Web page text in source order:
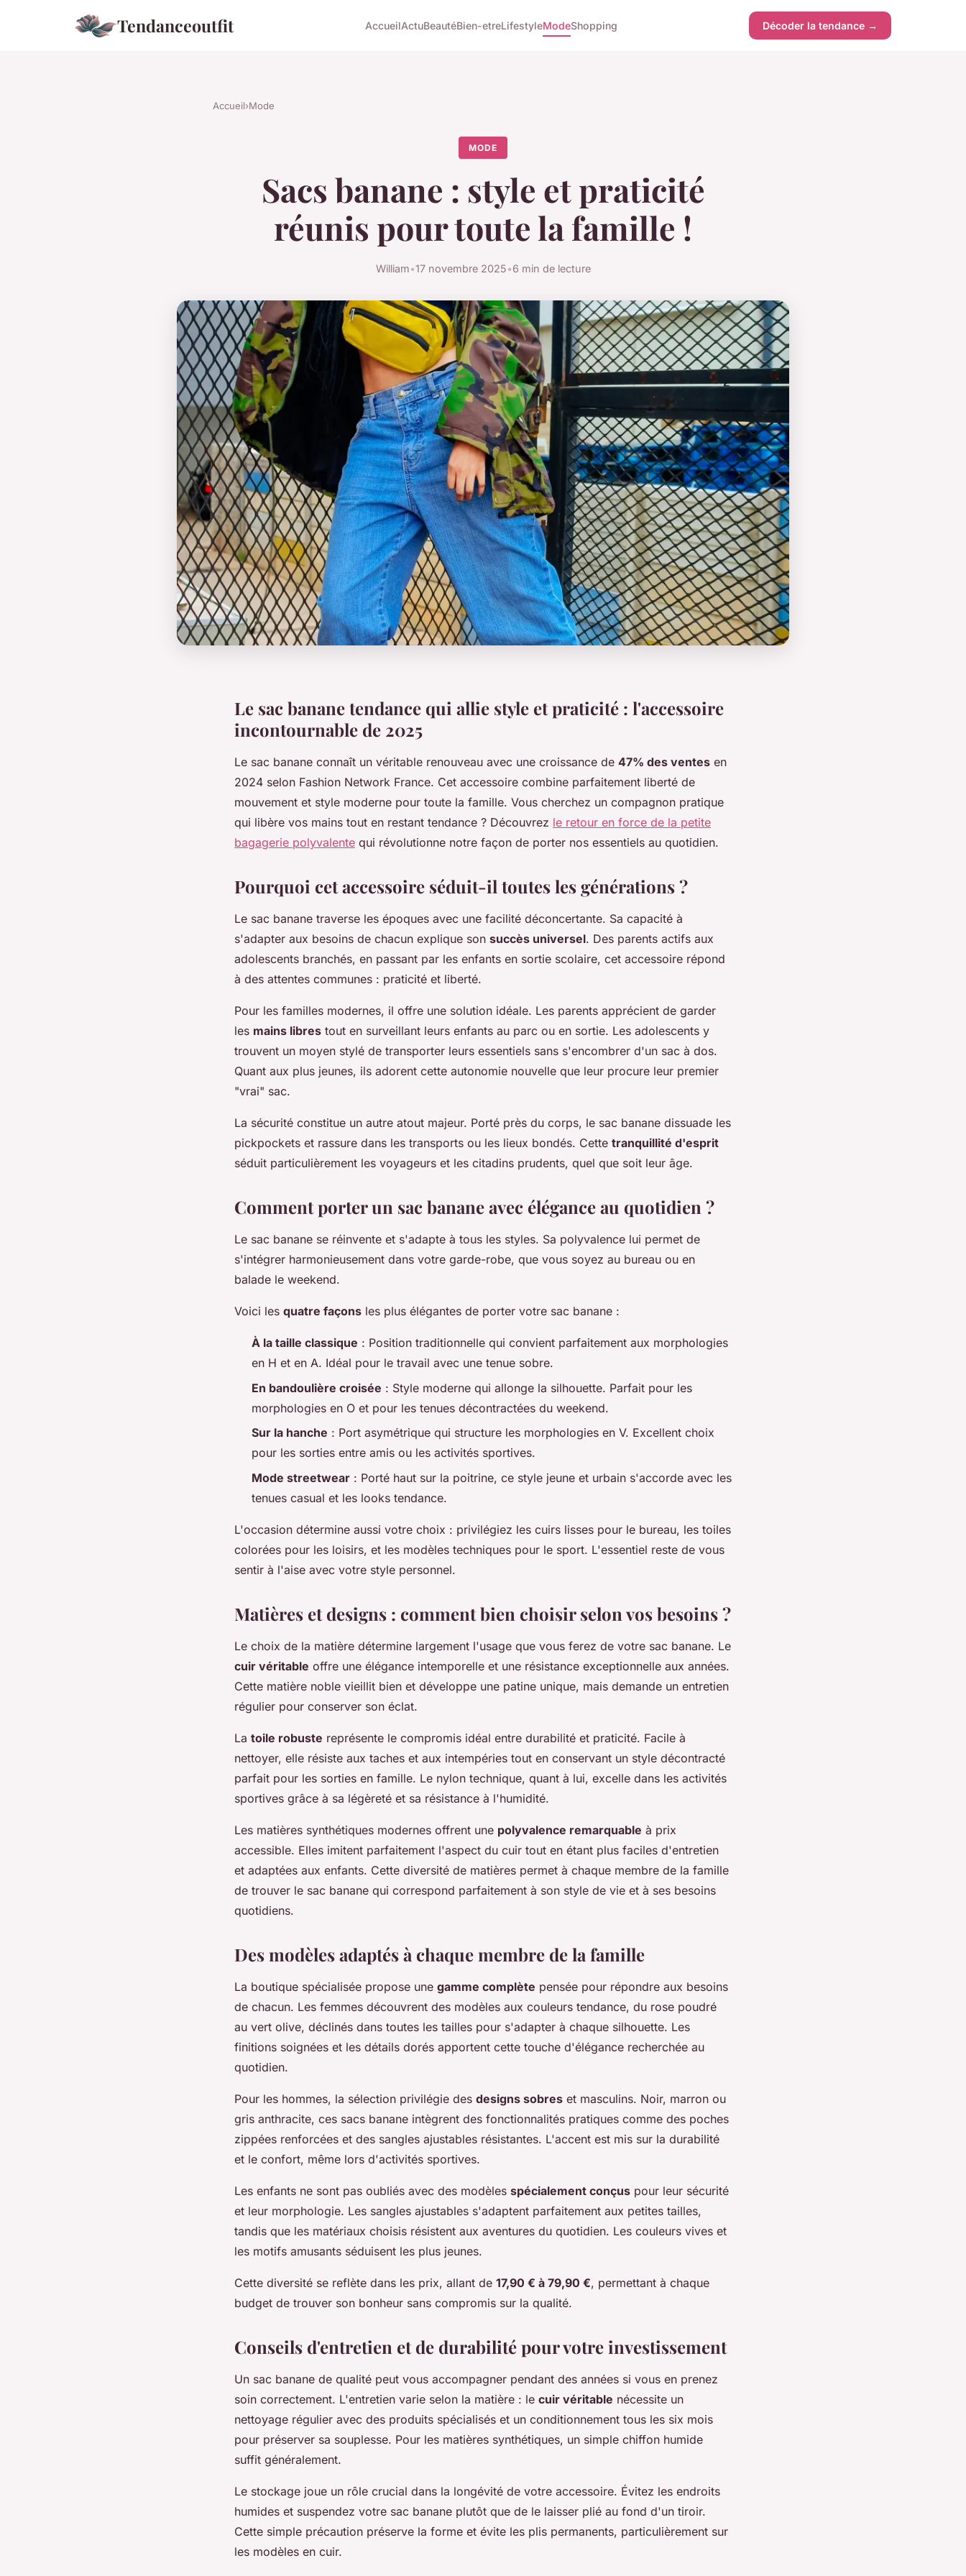
Tendanceoutfit AccueilActuBeautéBien-etreLifestyleModeShopping Décoder la tendance →
Accueil›Mode
MODE
Sacs banane : style et praticité
réunis pour toute la famille !
William•17 novembre 2025•6 min de lecture
Le sac banane tendance qui allie style et praticité : l'accessoire
incontournable de 2025
Le sac banane connaît un véritable renouveau avec une croissance de 47% des ventes en
2024 selon Fashion Network France. Cet accessoire combine parfaitement liberté de
mouvement et style moderne pour toute la famille. Vous cherchez un compagnon pratique
qui libère vos mains tout en restant tendance ? Découvrez le retour en force de la petite
bagagerie polyvalente qui révolutionne notre façon de porter nos essentiels au quotidien.
Pourquoi cet accessoire séduit-il toutes les générations ?
Le sac banane traverse les époques avec une facilité déconcertante. Sa capacité à
s'adapter aux besoins de chacun explique son succès universel. Des parents actifs aux
adolescents branchés, en passant par les enfants en sortie scolaire, cet accessoire répond
à des attentes communes : praticité et liberté.
Pour les familles modernes, il offre une solution idéale. Les parents apprécient de garder
les mains libres tout en surveillant leurs enfants au parc ou en sortie. Les adolescents y
trouvent un moyen stylé de transporter leurs essentiels sans s'encombrer d'un sac à dos.
Quant aux plus jeunes, ils adorent cette autonomie nouvelle que leur procure leur premier
"vrai" sac.
La sécurité constitue un autre atout majeur. Porté près du corps, le sac banane dissuade les
pickpockets et rassure dans les transports ou les lieux bondés. Cette tranquillité d'esprit
séduit particulièrement les voyageurs et les citadins prudents, quel que soit leur âge.
Comment porter un sac banane avec élégance au quotidien ?
Le sac banane se réinvente et s'adapte à tous les styles. Sa polyvalence lui permet de
s'intégrer harmonieusement dans votre garde-robe, que vous soyez au bureau ou en
balade le weekend.
Voici les quatre façons les plus élégantes de porter votre sac banane :
À la taille classique : Position traditionnelle qui convient parfaitement aux morphologies
en H et en A. Idéal pour le travail avec une tenue sobre.
En bandoulière croisée : Style moderne qui allonge la silhouette. Parfait pour les
morphologies en O et pour les tenues décontractées du weekend.
Sur la hanche : Port asymétrique qui structure les morphologies en V. Excellent choix
pour les sorties entre amis ou les activités sportives.
Mode streetwear : Porté haut sur la poitrine, ce style jeune et urbain s'accorde avec les
tenues casual et les looks tendance.
L'occasion détermine aussi votre choix : privilégiez les cuirs lisses pour le bureau, les toiles
colorées pour les loisirs, et les modèles techniques pour le sport. L'essentiel reste de vous
sentir à l'aise avec votre style personnel.
Matières et designs : comment bien choisir selon vos besoins ?
Le choix de la matière détermine largement l'usage que vous ferez de votre sac banane. Le
cuir véritable offre une élégance intemporelle et une résistance exceptionnelle aux années.
Cette matière noble vieillit bien et développe une patine unique, mais demande un entretien
régulier pour conserver son éclat.
La toile robuste représente le compromis idéal entre durabilité et praticité. Facile à
nettoyer, elle résiste aux taches et aux intempéries tout en conservant un style décontracté
parfait pour les sorties en famille. Le nylon technique, quant à lui, excelle dans les activités
sportives grâce à sa légèreté et sa résistance à l'humidité.
Les matières synthétiques modernes offrent une polyvalence remarquable à prix
accessible. Elles imitent parfaitement l'aspect du cuir tout en étant plus faciles d'entretien
et adaptées aux enfants. Cette diversité de matières permet à chaque membre de la famille
de trouver le sac banane qui correspond parfaitement à son style de vie et à ses besoins
quotidiens.
Des modèles adaptés à chaque membre de la famille
La boutique spécialisée propose une gamme complète pensée pour répondre aux besoins
de chacun. Les femmes découvrent des modèles aux couleurs tendance, du rose poudré
au vert olive, déclinés dans toutes les tailles pour s'adapter à chaque silhouette. Les
finitions soignées et les détails dorés apportent cette touche d'élégance recherchée au
quotidien.
Pour les hommes, la sélection privilégie des designs sobres et masculins. Noir, marron ou
gris anthracite, ces sacs banane intègrent des fonctionnalités pratiques comme des poches
zippées renforcées et des sangles ajustables résistantes. L'accent est mis sur la durabilité
et le confort, même lors d'activités sportives.
Les enfants ne sont pas oubliés avec des modèles spécialement conçus pour leur sécurité
et leur morphologie. Les sangles ajustables s'adaptent parfaitement aux petites tailles,
tandis que les matériaux choisis résistent aux aventures du quotidien. Les couleurs vives et
les motifs amusants séduisent les plus jeunes.
Cette diversité se reflète dans les prix, allant de 17,90 € à 79,90 €, permettant à chaque
budget de trouver son bonheur sans compromis sur la qualité.
Conseils d'entretien et de durabilité pour votre investissement
Un sac banane de qualité peut vous accompagner pendant des années si vous en prenez
soin correctement. L'entretien varie selon la matière : le cuir véritable nécessite un
nettoyage régulier avec des produits spécialisés et un conditionnement tous les six mois
pour préserver sa souplesse. Pour les matières synthétiques, un simple chiffon humide
suffit généralement.
Le stockage joue un rôle crucial dans la longévité de votre accessoire. Évitez les endroits
humides et suspendez votre sac banane plutôt que de le laisser plié au fond d'un tiroir.
Cette simple précaution préserve la forme et évite les plis permanents, particulièrement sur
les modèles en cuir.